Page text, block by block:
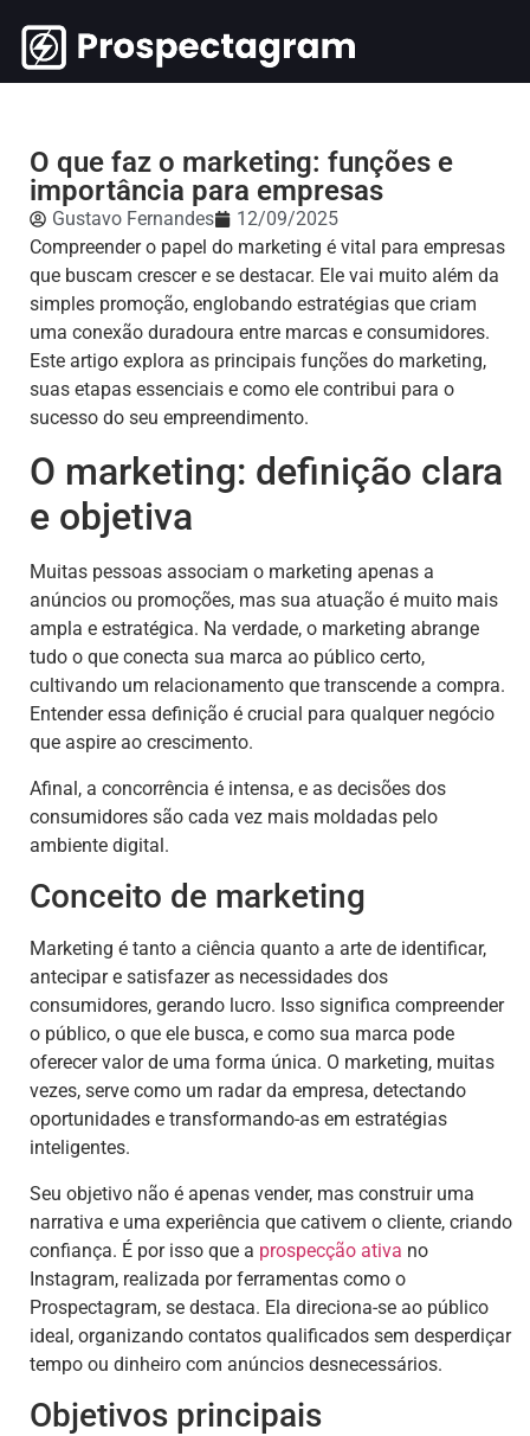
O que faz o marketing: funções e
importância para empresas
Gustavo Fernandes
12/09/2025
Compreender o papel do marketing é vital para empresas
que buscam crescer e se destacar. Ele vai muito além da
simples promoção, englobando estratégias que criam
uma conexão duradoura entre marcas e consumidores.
Este artigo explora as principais funções do marketing,
suas etapas essenciais e como ele contribui para o
sucesso do seu empreendimento.
O marketing: definição clara
e objetiva
Muitas pessoas associam o marketing apenas a
anúncios ou promoções, mas sua atuação é muito mais
ampla e estratégica. Na verdade, o marketing abrange
tudo o que conecta sua marca ao público certo,
cultivando um relacionamento que transcende a compra.
Entender essa definição é crucial para qualquer negócio
que aspire ao crescimento.
Afinal, a concorrência é intensa, e as decisões dos
consumidores são cada vez mais moldadas pelo
ambiente digital.
Conceito de marketing
Marketing é tanto a ciência quanto a arte de identificar,
antecipar e satisfazer as necessidades dos
consumidores, gerando lucro. Isso significa compreender
o público, o que ele busca, e como sua marca pode
oferecer valor de uma forma única. O marketing, muitas
vezes, serve como um radar da empresa, detectando
oportunidades e transformando-as em estratégias
inteligentes.
Seu objetivo não é apenas vender, mas construir uma
narrativa e uma experiência que cativem o cliente, criando
confiança. É por isso que a prospecção ativa no
Instagram, realizada por ferramentas como o
Prospectagram, se destaca. Ela direciona-se ao público
ideal, organizando contatos qualificados sem desperdiçar
tempo ou dinheiro com anúncios desnecessários.
Objetivos principais